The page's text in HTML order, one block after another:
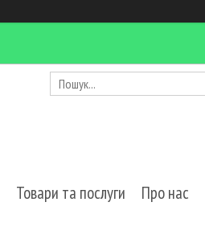
Товари та послуги Про нас